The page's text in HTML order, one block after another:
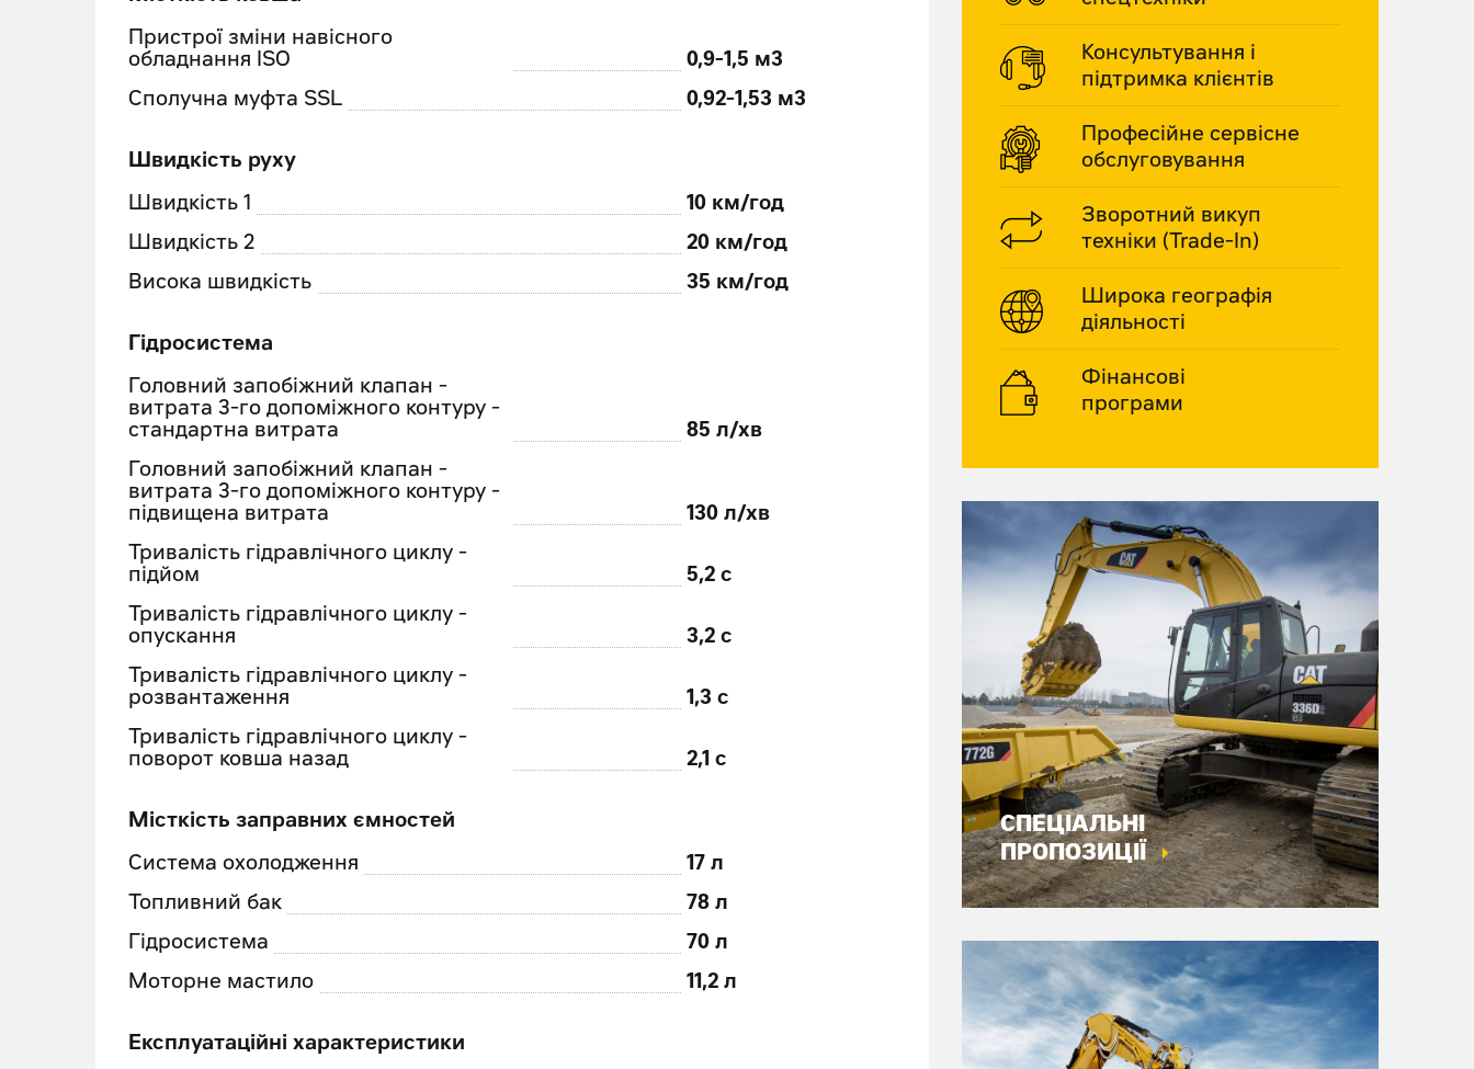
Пристрої зміни навісного
обладнання ISO
0,9-1,5 м3
Сполучна муфта SSL
0,92-1,53 м3
Швидкість руху
Швидкість 1
10 км/год
Швидкість 2
20 км/год
Висока швидкість
35 км/год
Гідросистема
Головний запобіжний клапан -
витрата 3-го допоміжного контуру -
стандартна витрата
85 л/хв
Головний запобіжний клапан -
витрата 3-го допоміжного контуру -
підвищена витрата
130 л/хв
Тривалість гідравлічного циклу -
підйом
5,2 с
Тривалість гідравлічного циклу -
опускання
3,2 с
Тривалість гідравлічного циклу -
розвантаження
1,3 с
Тривалість гідравлічного циклу -
поворот ковша назад
2,1 с
Місткість заправних ємностей
Система охолодження
17 л
Топливний бак
78 л
Гідросистема
70 л
Моторне мастило
11,2 л
Експлуатаційні характеристики
Консультування і
підтримка клієнтів
Професійне сервісне
обслуговування
Зворотний викуп
техніки (Trade-In)
Широка географія
діяльності
Фінансові
програми
СПЕЦІАЛЬНІ
ПРОПОЗИЦІЇ